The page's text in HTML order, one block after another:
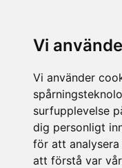
Vi
Vi använder
surfupplevelse
dig personligt
för att
att förstå var